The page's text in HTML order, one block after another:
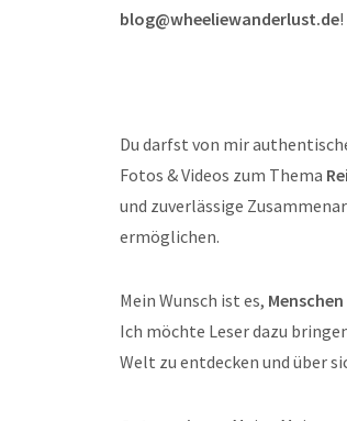
blog@wheeliewanderlust.de!
Du darfst von mir
Fotos & Videos zum Thema
und zuverlässige
ermöglichen.
Mein Wunsch ist es,
Ich möchte Leser dazu
Welt zu entdecken und über